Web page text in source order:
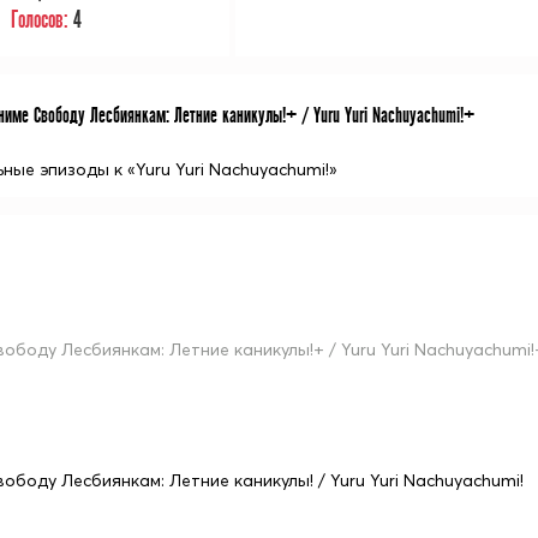
Голосов:4
Свободу Лесбиянкам: Летние каникулы!+ / Yuru Yuri Nachuyachumi!+
эпизоды к «Yuru Yuri Nachuyachumi!»
Лесбиянкам: Летние каникулы!+ / Yuru Yuri
Лесбиянкам: Летние каникулы! / Yuru Yuri Nachuyachumi!